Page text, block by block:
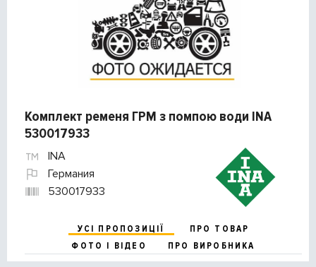
Комплект ременя ГРМ з помпою води INA
530017933
INA
Германия
530017933
УСІ ПРОПОЗИЦІЇ
ПРО ТОВАР
ФОТО І ВІДЕО
ПРО ВИРОБНИКА